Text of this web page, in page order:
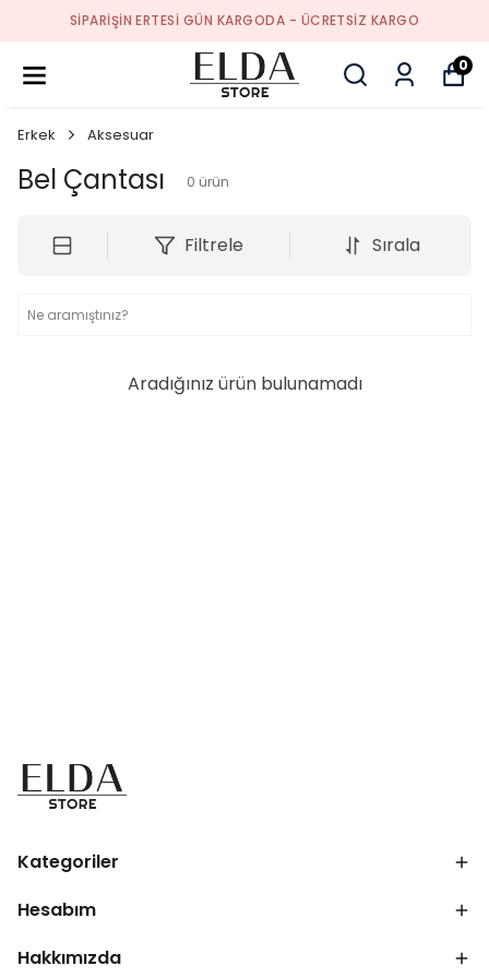
SIPARIŞIN ERTESI GÜN KARGODA - ÜCRETSIZ KARGO
0
Erkek Aksesuar
Bel Çantası 0 ürün
Filtrele Sırala
Aradığınız ürün bulunamadı
Kategoriler
Hesabım
Hakkımızda